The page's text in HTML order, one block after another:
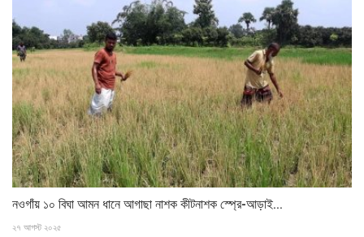
নওগাঁয় ১০ বিঘা আমন ধানে আগাছা নাশক কীটনাশক স্প্রে-আড়াই...
২৭ আগস্ট ২০২৫